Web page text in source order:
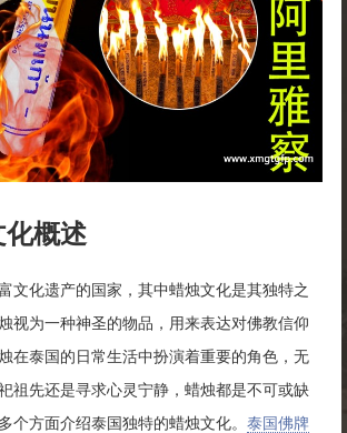
化概述
文化遗产的国家，其中蜡烛文化是其独特之
视为一种神圣的物品，用来表达对佛教信仰
在泰国的日常生活中扮演着重要的角色，无
祖先还是寻求心灵宁静，蜡烛都是不可或缺
个方面介绍泰国独特的蜡烛文化。泰国佛牌